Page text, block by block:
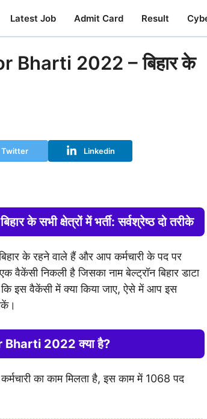
Latest Job Admit Card Result
2022 – बिहार के
Twitter Linkedin
क्षेत्रों में भर्ती: सर्वश्रेष्ठ दो तरीके
के रहने वाले हैं और आप कर्मचारी के पद पर
निकली है जिसका नाम बेल्ट्रॉन बिहार डाटा
इस वैकेंसी में क्या किया जाए, ऐसे में आप इस
2022 क्या है?
का काम मिलता है, इस काम में 1068 पद